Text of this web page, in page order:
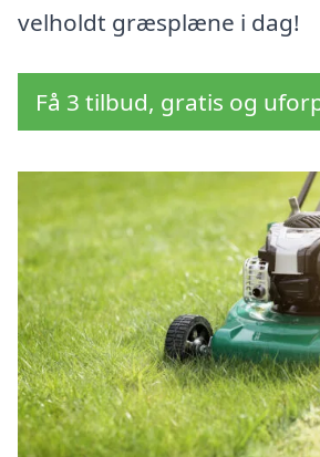
velholdt græsplæne i dag!
Få 3 tilbud, gratis og